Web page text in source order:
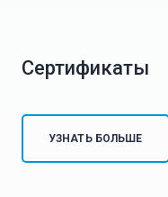
Сертификаты
УЗНАТЬ БОЛЬШЕ